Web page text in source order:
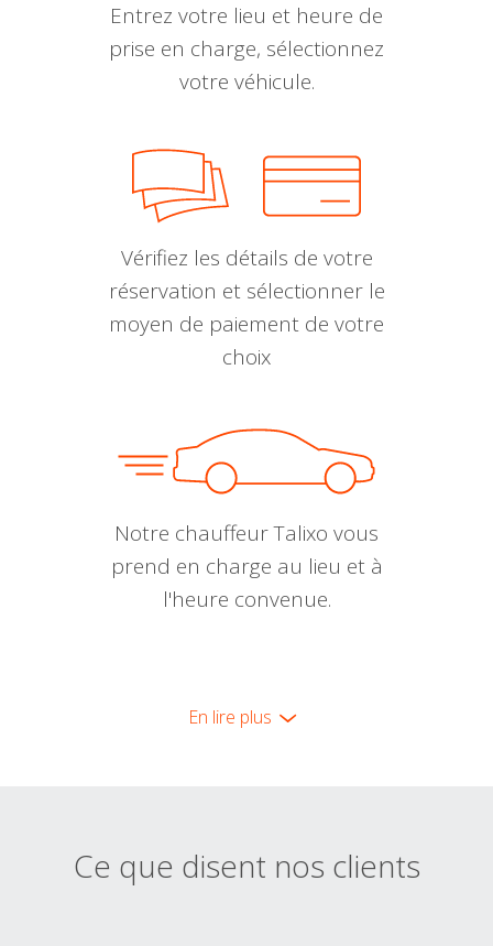
Entrez votre lieu et heure de
prise en charge, sélectionnez
votre véhicule.
Vérifiez les détails de votre
réservation et sélectionner le
moyen de paiement de votre
choix
Notre chauffeur Talixo vous
prend en charge au lieu et à
l'heure convenue.
En lire plus
Ce que disent nos clients